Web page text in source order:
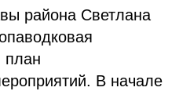
района Светлана
план
В начале